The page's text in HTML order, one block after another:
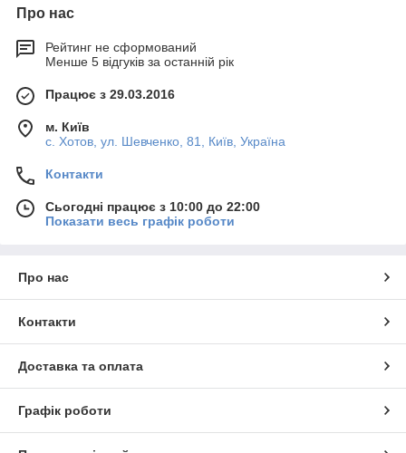
Про нас
Рейтинг не сформований
Менше 5 відгуків за останній рік
Працює з 29.03.2016
м. Київ
с. Хотов, ул. Шевченко, 81, Київ, Україна
Контакти
Сьогодні працює з 10:00 до 22:00
Показати весь графік роботи
Про нас
Контакти
Доставка та оплата
Графік роботи